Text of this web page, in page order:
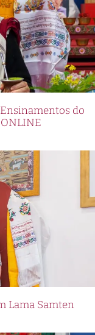
do
Lama Samten